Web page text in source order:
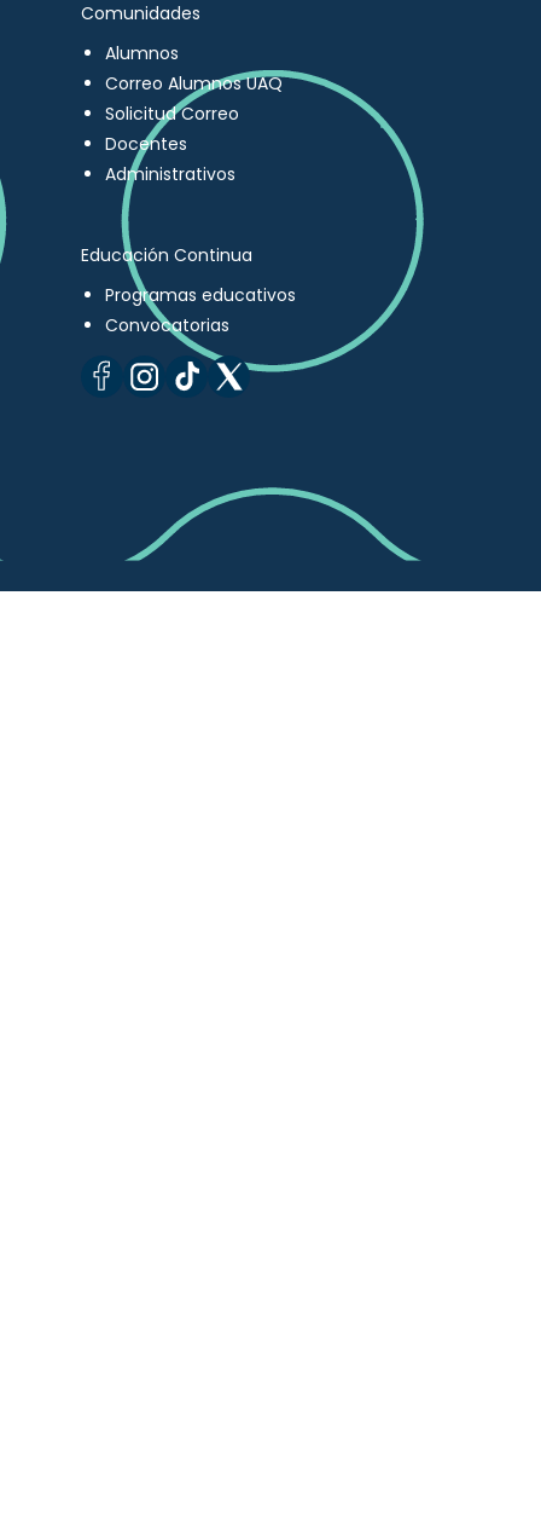
Comunidades
Alumnos
Correo Alumnos UAQ
Solicitud Correo
Docentes
Administrativos
Educación Continua
Programas educativos
Convocatorias